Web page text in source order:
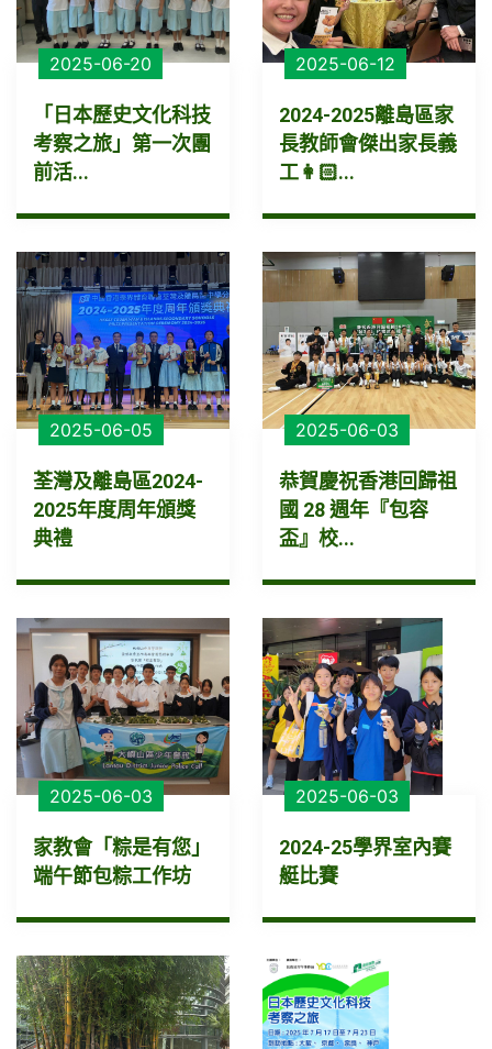
2025-06-20
「日本歷史文化科技
考察之旅」第一次團
前活...
2025-06-12
2024-2025離島區家
長教師會傑出家長義
工👩🏻‍...
2025-06-05
荃灣及離島區2024-
2025年度周年頒獎
典禮
2025-06-03
恭賀慶祝香港回歸祖
國 28 週年『包容
盃』校...
2025-06-03
家教會「粽是有您」
端午節包粽工作坊
2025-06-03
2024-25學界室內賽
艇比賽